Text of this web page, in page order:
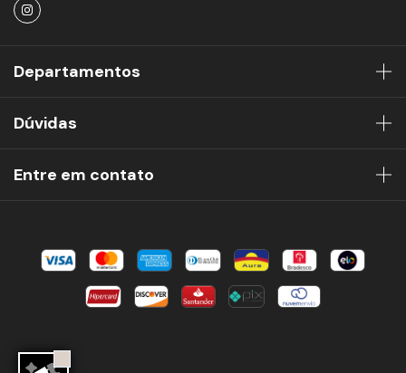
Departamentos
Dúvidas
Entre em contato